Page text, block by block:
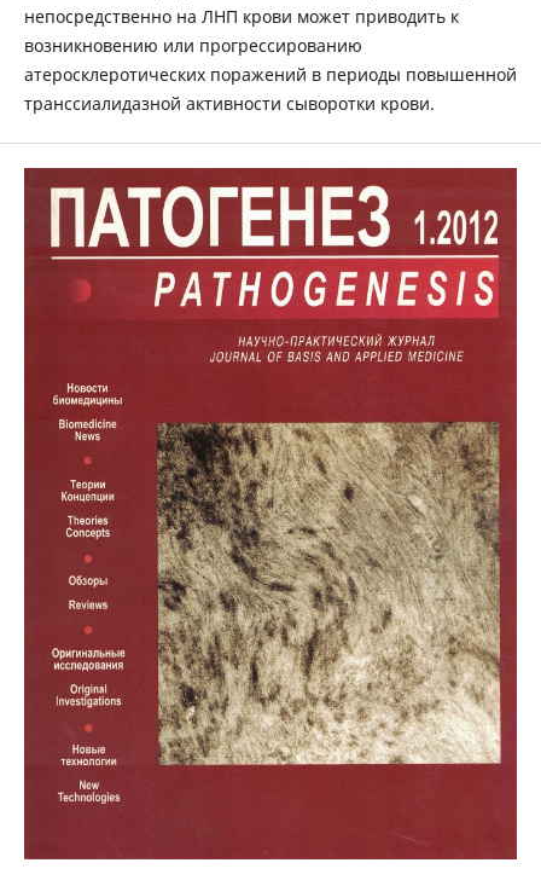
непосредственно на ЛНП крови может приводить к
возникновению или прогрессированию
атеросклеротических поражений в периоды повышенной
транссиалидазной активности сыворотки крови.